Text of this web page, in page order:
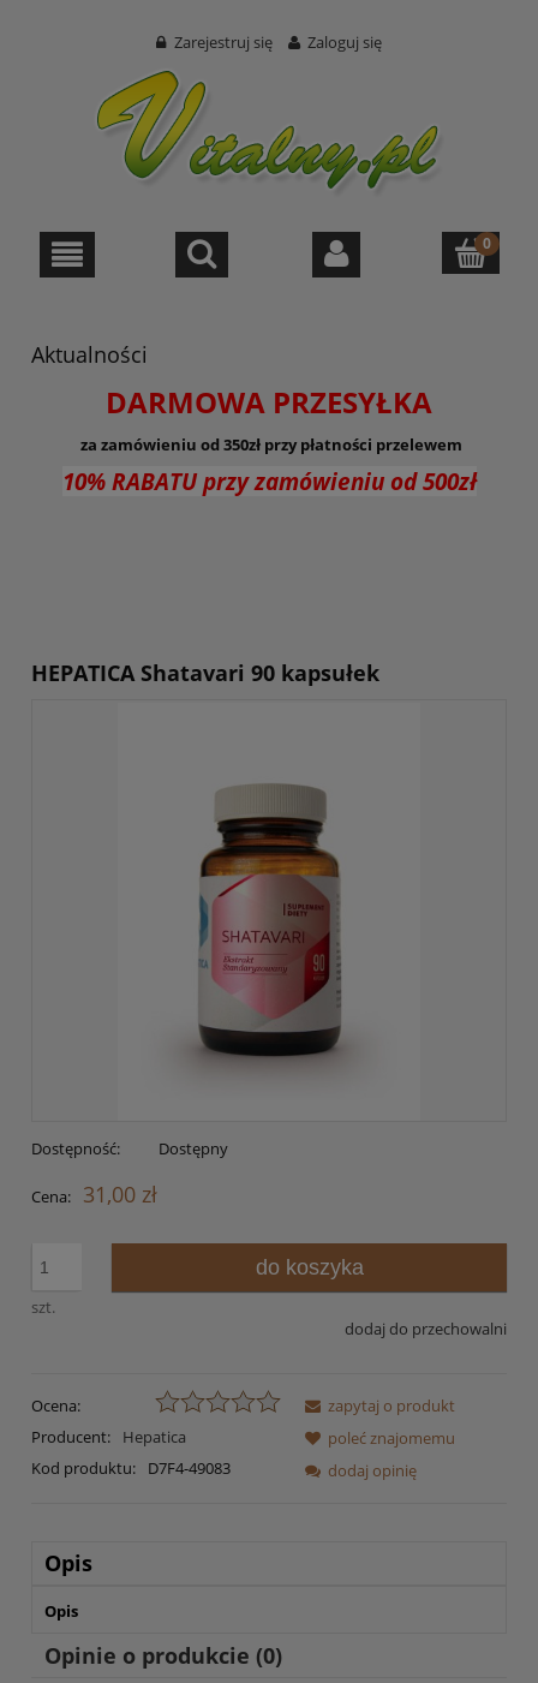
Zarejestruj się Zaloguj się
Aktualności
DARMOWA PRZESYŁKA
za zamówieniu od 350zł przy płatności przelewem
10% RABATU przy zamówieniu od 500zł
HEPATICA Shatavari 90 kapsułek
Dostępność: Dostępny
Cena: 31,00 zł
szt.
do koszyka
dodaj do przechowalni
Ocena:
Producent:
Hepatica
Kod produktu:
D7F4-49083
zapytaj o produkt
poleć znajomemu
dodaj opinię
Opis
Opis
Opinie o produkcie (0)